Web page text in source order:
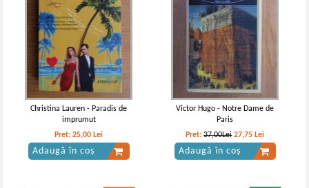
Jane Austen - Emma Jane Austen - Emma
Christina Lauren - Paradis de
imprumut
Pret:25,00 Lei
Adaugă în coș
Victor Hugo - Notre Dame de
Paris
Pret:37,00Lei 27,75 Lei
Adaugă în coș